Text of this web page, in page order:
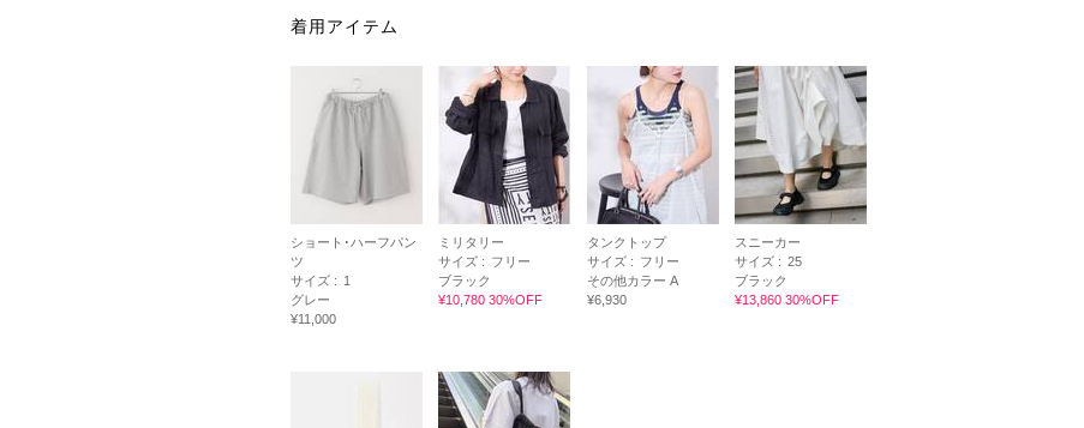
着用アイテム
ショート･ハーフパン
ツ
サイズ : 1
グレー
¥11,000
ミリタリー
サイズ : フリー
ブラック
¥10,780 30%OFF
タンクトップ
サイズ : フリー
その他カラー A
¥6,930
スニーカー
サイズ : 25
ブラック
¥13,860 30%OFF